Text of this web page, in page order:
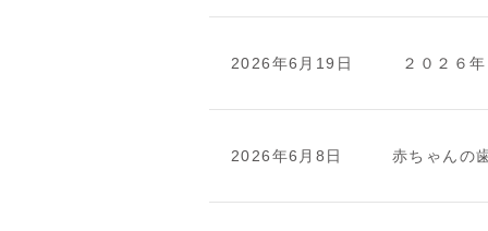
2026年6月19日 ２０２６
2026年6月8日 赤ちゃんの